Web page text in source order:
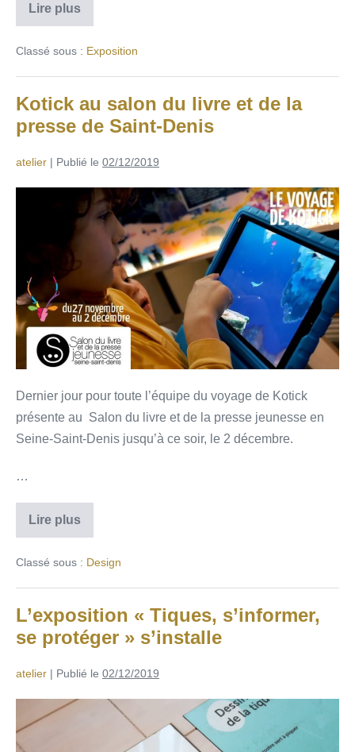
Lire plus
Classé sous : Exposition
Kotick au salon du livre et de la
presse de Saint-Denis
atelier | Publié le 02/12/2019
Dernier jour pour toute l’équipe du voyage de Kotick
présente au Salon du livre et de la presse jeunesse en
Seine-Saint-Denis jusqu’à ce soir, le 2 décembre.
…
Lire plus
Classé sous : Design
L’exposition « Tiques, s’informer,
se protéger » s’installe
atelier | Publié le 02/12/2019